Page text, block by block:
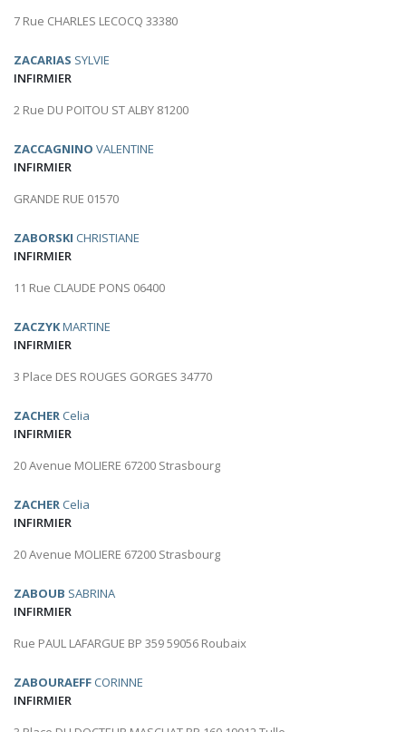
7 Rue CHARLES LECOCQ 33380
ZACARIAS SYLVIE
INFIRMIER
2 Rue DU POITOU ST ALBY 81200
ZACCAGNINO VALENTINE
INFIRMIER
GRANDE RUE 01570
ZABORSKI CHRISTIANE
INFIRMIER
11 Rue CLAUDE PONS 06400
ZACZYKMARTINE
INFIRMIER
3 Place DES ROUGES GORGES 34770
ZACHER Celia
INFIRMIER
20 Avenue MOLIERE 67200 Strasbourg
ZACHER Celia
INFIRMIER
20 Avenue MOLIERE 67200 Strasbourg
ZABOUB SABRINA
INFIRMIER
Rue PAUL LAFARGUE BP 359 59056 Roubaix
ZABOURAEFF CORINNE
INFIRMIER